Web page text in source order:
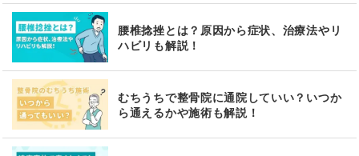
腰椎捻挫とは？原因から症状、治療法やリ
ハビリも解説！
むちうちで整骨院に通院していい？いつか
ら通えるかや施術も解説！